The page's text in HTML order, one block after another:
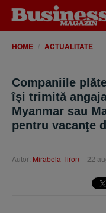
HOME ACTUALITATE
Companiile
îşi trimită
Myanmar sau
pentru vacanţe
Autor: Mirabela Tiron 22